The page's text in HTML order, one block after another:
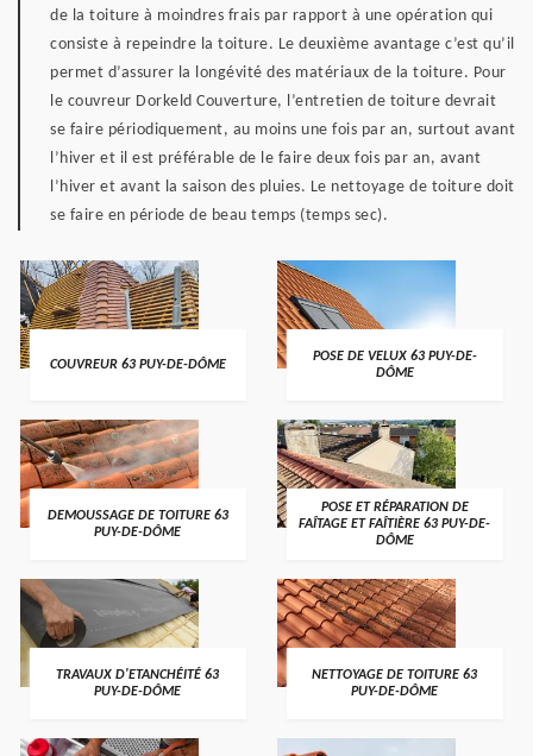
de la toiture à moindres frais par rapport à une opération qui
consiste à repeindre la toiture. Le deuxième avantage c’est qu’il
permet d’assurer la longévité des matériaux de la toiture. Pour
le couvreur Dorkeld Couverture, l’entretien de toiture devrait
se faire périodiquement, au moins une fois par an, surtout avant
l’hiver et il est préférable de le faire deux fois par an, avant
l’hiver et avant la saison des pluies. Le nettoyage de toiture doit
se faire en période de beau temps (temps sec).
COUVREUR 63 PUY-DE-DÔME
POSE DE VELUX 63 PUY-DE-
DÔME
DEMOUSSAGE DE TOITURE 63
PUY-DE-DÔME
POSE ET RÉPARATION DE
FAÎTAGE ET FAÎTIÈRE 63 PUY-DE-
DÔME
TRAVAUX D'ETANCHÉITÉ 63
PUY-DE-DÔME
NETTOYAGE DE TOITURE 63
PUY-DE-DÔME